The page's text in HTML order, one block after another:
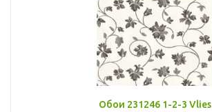
Обои 231246 1-2-3 Vlies